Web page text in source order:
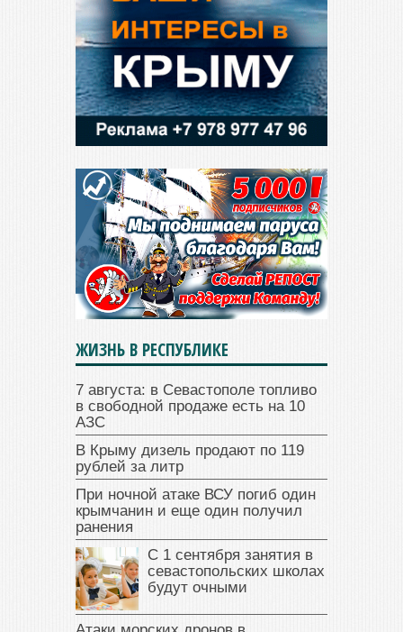
ЖИЗНЬ В РЕСПУБЛИКЕ
7 августа: в Севастополе топливо
в свободной продаже есть на 10
АЗС
В Крыму дизель продают по 119
рублей за литр
При ночной атаке ВСУ погиб один
крымчанин и еще один получил
ранения
С 1 сентября занятия в
севастопольских школах
будут очными